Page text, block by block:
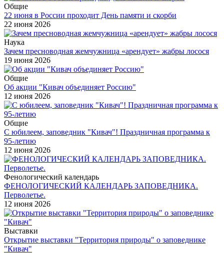
Общие
22 июня в России проходит День памяти и скорби
22 июня 2026
Наука
Зачем пресноводная жемчужница «арендует» жабры лосося
19 июня 2026
Общие
Об акции "Кивач объединяет Россию"
12 июня 2026
Общие
С юбилеем, заповедник "Кивач"! Праздничная программа к
95-летию
12 июня 2026
Фенологический календарь
ФЕНОЛОГИЧЕСКИЙ КАЛЕНДАРЬ ЗАПОВЕДНИКА.
Перволетье.
12 июня 2026
Выставки
Открытие выставки "Территория природы" о заповеднике
"Кивач"